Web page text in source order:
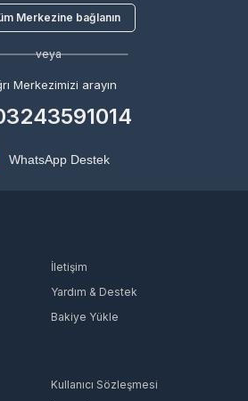
Merkezine bağlanın
veya
Merkezimizi arayın
WhatsApp Destek
İletişim
Yardım & Destek
Bakiye Yükle
Kullanıcı Sözleşmesi